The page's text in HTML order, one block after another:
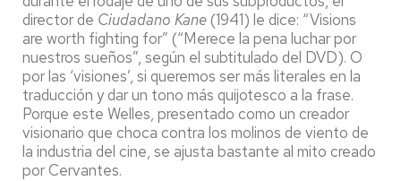
director de Ciudadano Kane(1941) le dice: “Visions
are worth fighting for” (“Merece la pena luchar por
nuestros sueños”, según el subtitulado del DVD). O
por las ‘visiones’, si queremos ser más literales en la
traducción y dar un tono más quijotesco a la frase.
Porque este Welles, presentado como un creador
visionario que choca contra los molinos de viento de
la industria del cine, se ajusta bastante al mito creado
por Cervantes.